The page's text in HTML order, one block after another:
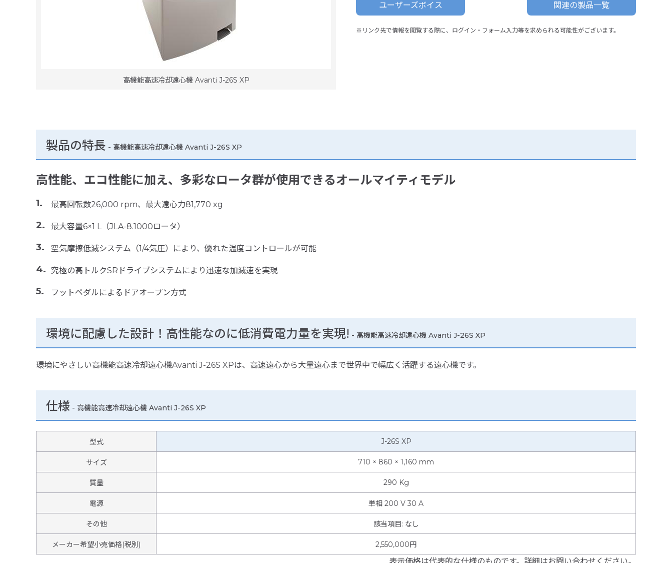
高機能高速冷却遠心機 Avanti J-26S XP
ユーザーズボイス 関連の製品一覧
※リンク先で情報を閲覧する際に、ログイン・フォーム入力等を求められる可能性がございます。
製品の特長 - 高機能高速冷却遠心機 Avanti J-26S XP
高性能、エコ性能に加え、多彩なロータ群が使用できるオールマイティモデル
最高回転数26,000 rpm、最大遠心力81,770 xg
最大容量6×1 L（JLA-8.1000ロータ）
空気摩擦低減システム（1/4気圧）により、優れた温度コントロールが可能
究極の高トルクSRドライブシステムにより迅速な加減速を実現
フットペダルによるドアオープン方式
環境に配慮した設計！高性能なのに低消費電力量を実現! - 高機能高速冷却遠心機 Avanti J-26S XP
環境にやさしい高機能高速冷却遠心機Avanti J-26S XPは、高速遠心から大量遠心まで世界中で幅広く活躍する遠心機です。
仕様 - 高機能高速冷却遠心機 Avanti J-26S XP
型式 J-26S XP
サイズ 710 × 860 × 1,160 mm
質量 290 Kg
電源 単相 200 V 30 A
その他 該当項目: なし
メーカー希望小売価格(税別) 2,550,000円